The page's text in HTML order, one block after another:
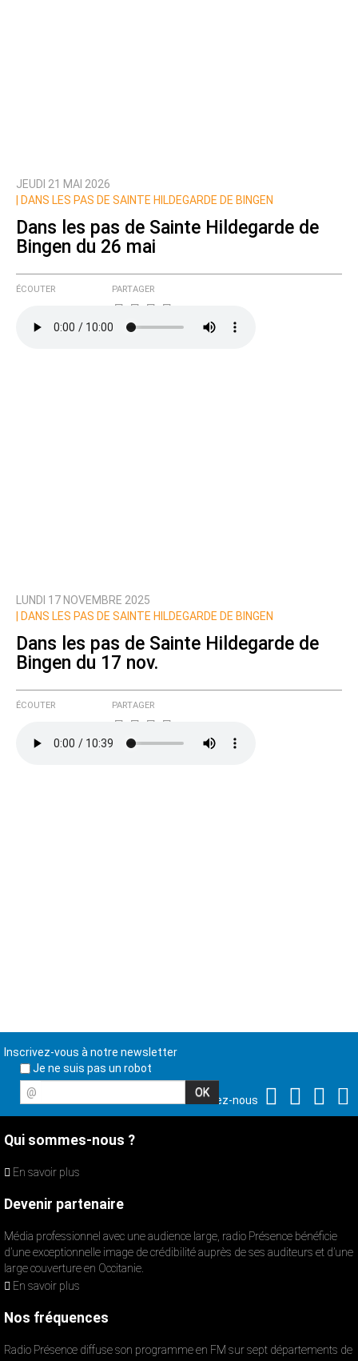
JEUDI 21 MAI 2026
DANS LES PAS DE SAINTE HILDEGARDE DE BINGEN
Dans les pas de Sainte Hildegarde de
Bingen du 26 mai
ÉCOUTER PARTAGER
LUNDI 17 NOVEMBRE 2025
DANS LES PAS DE SAINTE HILDEGARDE DE BINGEN
Dans les pas de Sainte Hildegarde de
Bingen du 17 nov.
ÉCOUTER PARTAGER
Inscrivez-vous à notre newsletter
Je ne suis pas un robot
@
Suivez-nous
Qui sommes-nous ?
En savoir plus
Devenir partenaire
Média professionnel avec une audience large, radio Présence bénéficie
d’une exceptionnelle image de crédibilité auprès de ses auditeurs et d’une
large couverture en Occitanie.
En savoir plus
Nos fréquences
Radio Présence diffuse son programme en FM sur sept départements de